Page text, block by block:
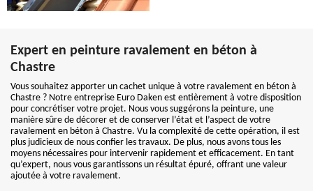
Expert en peinture ravalement en béton à
Chastre
Vous souhaitez apporter un cachet unique à votre ravalement en béton à
Chastre ? Notre entreprise Euro Daken est entièrement à votre disposition
pour concrétiser votre projet. Nous vous suggérons la peinture, une
manière sûre de décorer et de conserver l’état et l’aspect de votre
ravalement en béton à Chastre. Vu la complexité de cette opération, il est
plus judicieux de nous confier les travaux. De plus, nous avons tous les
moyens nécessaires pour intervenir rapidement et efficacement. En tant
qu’expert, nous vous garantissons un résultat épuré, offrant une valeur
ajoutée à votre ravalement.